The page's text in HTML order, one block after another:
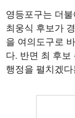
영등포구는 더
최웅식 후보가
을 여의도구로
다. 반면 최 후보
행정을 펼치겠